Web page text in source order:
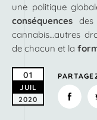
une politique
conséquences des
cannabis…autres
de chacun et la
01
JUIL
2020